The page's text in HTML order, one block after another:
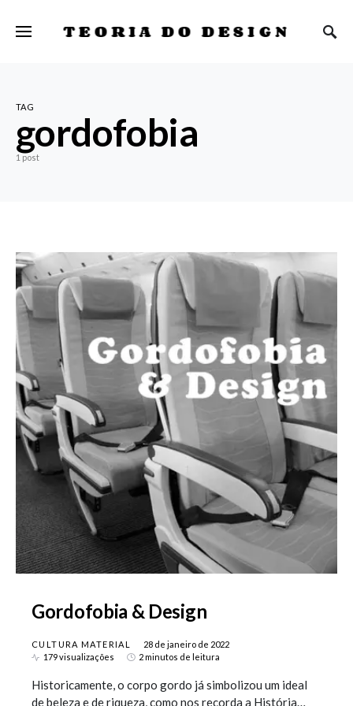
TEORIA DO DESIGN
TAG
gordofobia
1 post
Gordofobia & Design
CULTURA MATERIAL
28 de janeiro de 2022
179 visualizações
2 minutos de leitura
Historicamente, o corpo gordo já simbolizou um ideal
de beleza e de riqueza, como nos recorda a História…